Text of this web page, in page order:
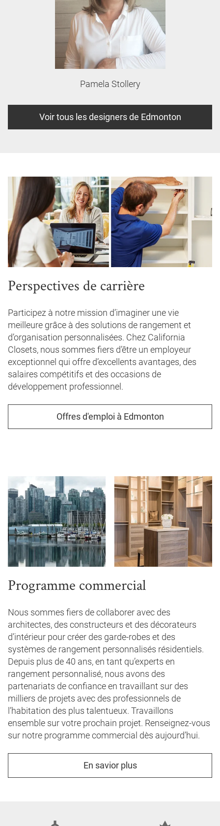
Pamela Stollery
Voir tous les designers de Edmonton
Perspectives de carrière
Participez à notre mission d’imaginer une vie
meilleure grâce à des solutions de rangement et
d’organisation personnalisées. Chez California
Closets, nous sommes fiers d’être un employeur
exceptionnel qui offre d’excellents avantages, des
salaires compétitifs et des occasions de
développement professionnel.
Offres d'emploi à Edmonton
Programme commercial
Nous sommes fiers de collaborer avec des
architectes, des constructeurs et des décorateurs
d’intérieur pour créer des garde-robes et des
systèmes de rangement personnalisés résidentiels.
Depuis plus de 40 ans, en tant qu’experts en
rangement personnalisé, nous avons des
partenariats de confiance en travaillant sur des
milliers de projets avec des professionnels de
l’habitation des plus talentueux. Travaillons
ensemble sur votre prochain projet. Renseignez-vous
sur notre programme commercial dès aujourd’hui.
En savior plus